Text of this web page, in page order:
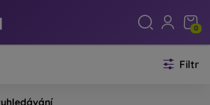
0
Filtr